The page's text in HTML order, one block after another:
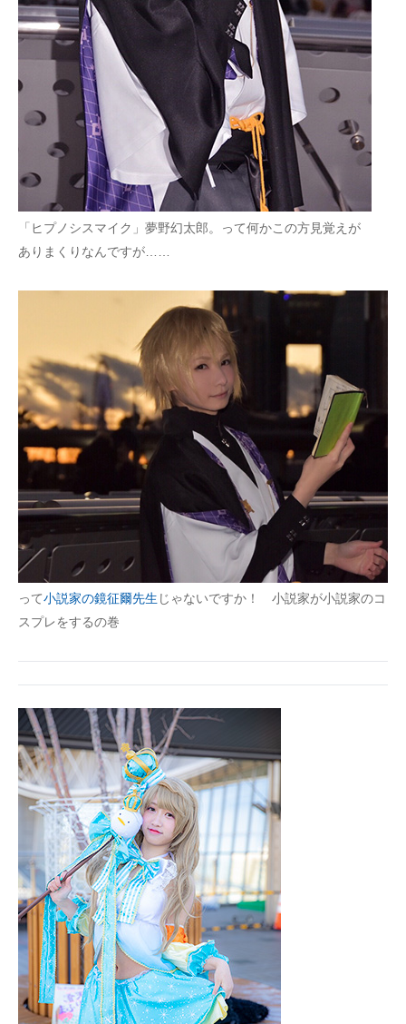
「ヒプノシスマイク」夢野幻太郎。って何かこの方見覚えが
ありまくりなんですが……
って小説家の鏡征爾先生 じゃないですか！ 小説家が小説家のコ
スプレをするの巻